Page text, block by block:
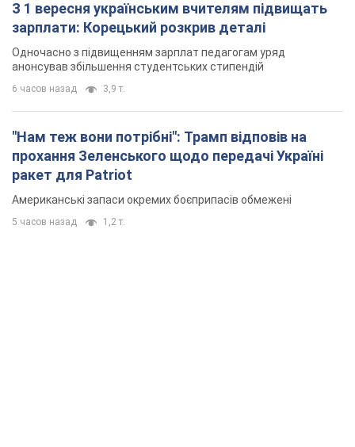
З 1 вересня українським вчителям підвищать
зарплати: Корецький розкрив деталі
Одночасно з підвищенням зарплат педагогам уряд
анонсував збільшення студентських стипендій
6 часов назад 3,9 т.
"Нам теж вони потрібні": Трамп відповів на
прохання Зеленського щодо передачі Україні
ракет для Patriot
Американські запаси окремих боєприпасів обмежені
5 часов назад 1,2 т.